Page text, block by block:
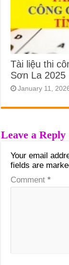
Tài liệu thi
Sơn La 2025
January 11,
Leave a Reply
Your email
fields are
Comment*